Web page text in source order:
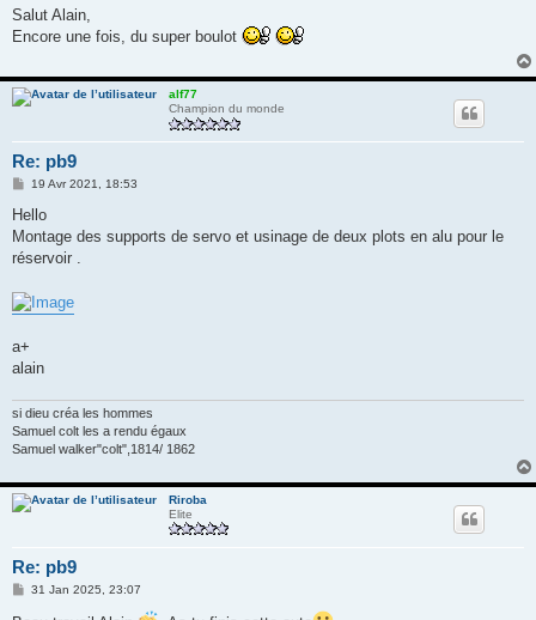
s
a
Salut Alain,
Encore une fois, du super boulot
alf77
Champion du monde
Re: pb9
M
s
a
g
19 Avr 2021, 18:53
Hello
Montage des supports de servo et usinage de deux plots en alu pour le
réservoir .
a+
alain
si dieu créa les hommes
Samuel colt les a rendu égaux
Samuel walker"colt",1814/ 1862
Riroba
Elite
Re: pb9
M31 Jan 2025, 23:07